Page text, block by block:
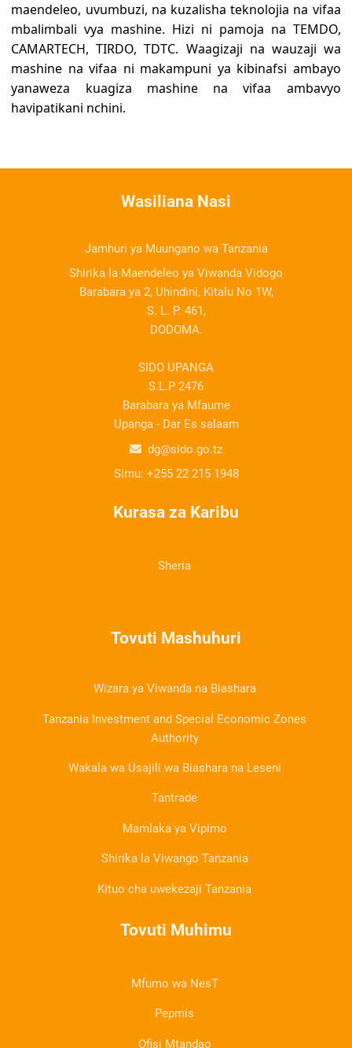
maendeleo, uvumbuzi, na kuzalisha teknolojia na vifaa
mbalimbali vya mashine. Hizi ni pamoja na TEMDO,
CAMARTECH, TIRDO, TDTC. Waagizaji na wauzaji wa
mashine na vifaa ni makampuni ya kibinafsi ambayo
yanaweza kuagiza mashine na vifaa ambavyo
havipatikani nchini.
Wasiliana Nasi
Jamhuri ya Muungano wa Tanzania
Shirika la Maendeleo ya Viwanda Vidogo
Barabara ya 2, Uhindini, Kitalu No 1W,
S. L. P. 461,
DODOMA.
SIDO UPANGA
S.L.P 2476
Barabara ya Mfaume
Upanga - Dar Es salaam
dg@sido.go.tz
Simu: +255 22 215 1948
Kurasa za Karibu
Sheria
Tovuti Mashuhuri
Wizara ya Viwanda na Biashara
Tanzania Investment and Special Economic Zones
Authority
Wakala wa Usajili wa Biashara na Leseni
Tantrade
Mamlaka ya Vipimo
Shirika la Viwango Tanzania
Kituo cha uwekezaji Tanzania
Tovuti Muhimu
Mfumo wa NesT
Pepmis
Ofisi Mtandao